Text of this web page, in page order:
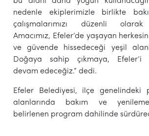
nedenle ekiplerimizle birlikte
çalışmalarımızı düzenli olarak
Amacımız, Efeler’de yaşayan
ve güvende hissedeceği yeşil
Doğaya sahip çıkmaya, Efeler’i
devam edeceğiz.” dedi.
Efeler Belediyesi, ilçe genelindeki
alanlarında bakım ve yenileme
belirlenen program dahilinde